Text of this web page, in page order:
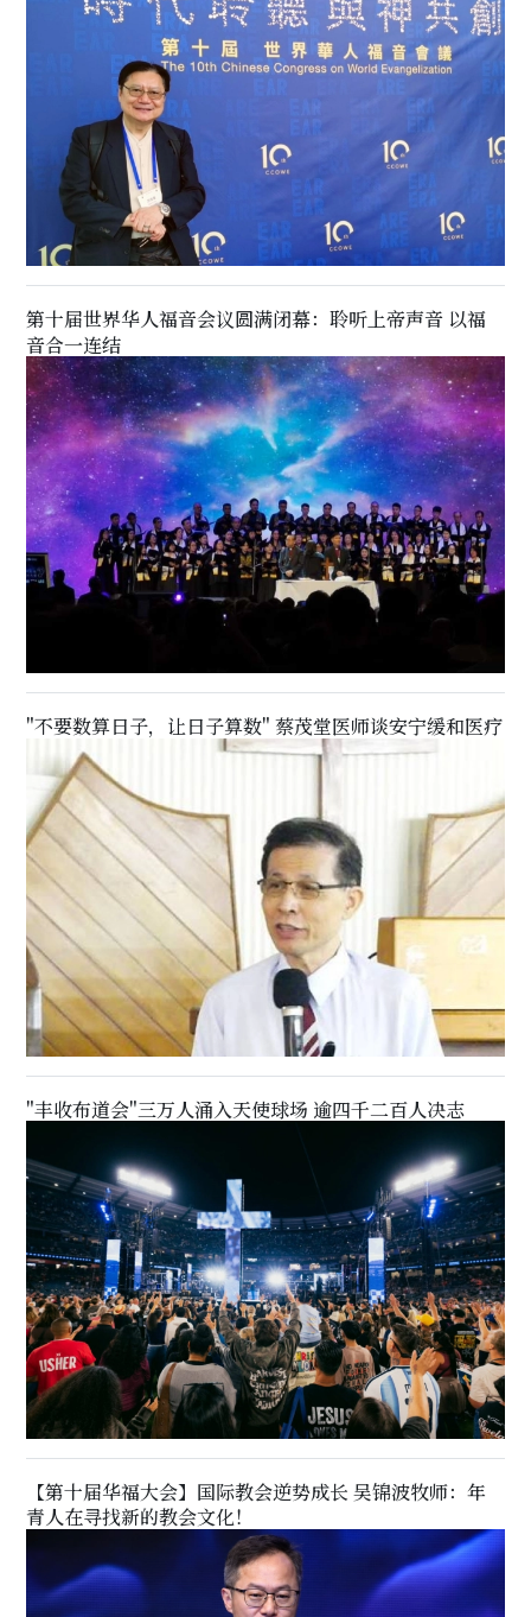
第十届世界华人福音会议圆满闭幕：聆听上帝声音 以福
音合一连结
"不要数算日子，让日子算数" 蔡茂堂医师谈安宁缓和医疗
"丰收布道会"三万人涌入天使球场 逾四千二百人决志
【第十届华福大会】国际教会逆势成长 吴锦波牧师：年
青人在寻找新的教会文化！